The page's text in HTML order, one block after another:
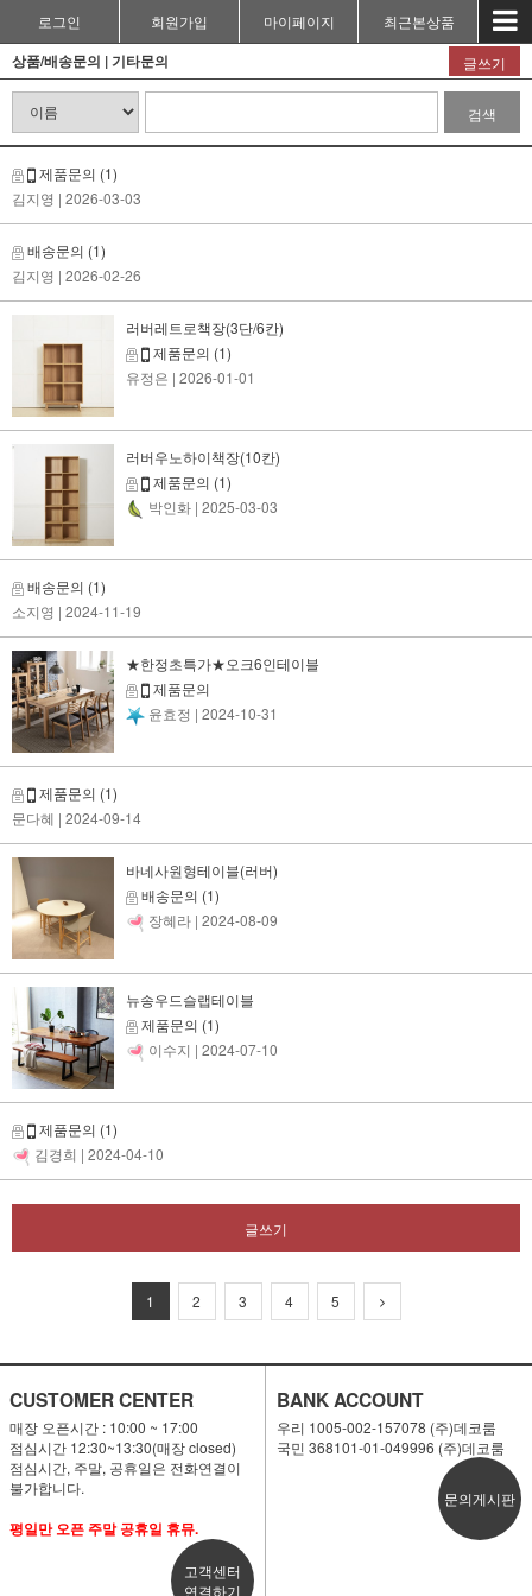
로그인 회원가입 마이페이지 최근본상품
상품/배송문의 |기타문의 글쓰기
검색
제품문의 (1)
김지영 | 2026-03-03
배송문의 (1)
김지영 | 2026-02-26
러버레트로책장(3단/6칸)
제품문의 (1)
유정은 | 2026-01-01
러버우노하이책장(10칸)
제품문의 (1)
박인화 | 2025-03-03
배송문의 (1)
소지영 | 2024-11-19
★한정초특가★오크6인테이블
제품문의
윤효정 | 2024-10-31
제품문의 (1)
문다혜 | 2024-09-14
바네사원형테이블(러버)
배송문의 (1)
장혜라 | 2024-08-09
뉴송우드슬랩테이블
제품문의 (1)
이수지 | 2024-07-10
제품문의 (1)
김경희 | 2024-04-10
글쓰기
1 2 3 4 5
CUSTOMER CENTER
매장 오픈시간 : 10:00 ~ 17:00
점심시간 12:30~13:30(매장 closed)
점심시간, 주말, 공휴일은 전화연결이
불가합니다.
평일만 오픈 주말 공휴일 휴뮤.
고객센터
연결하기
BANK ACCOUNT
우리 1005-002-157078 (주)데코룸
국민 368101-01-049996 (주)데코룸
문의게시판